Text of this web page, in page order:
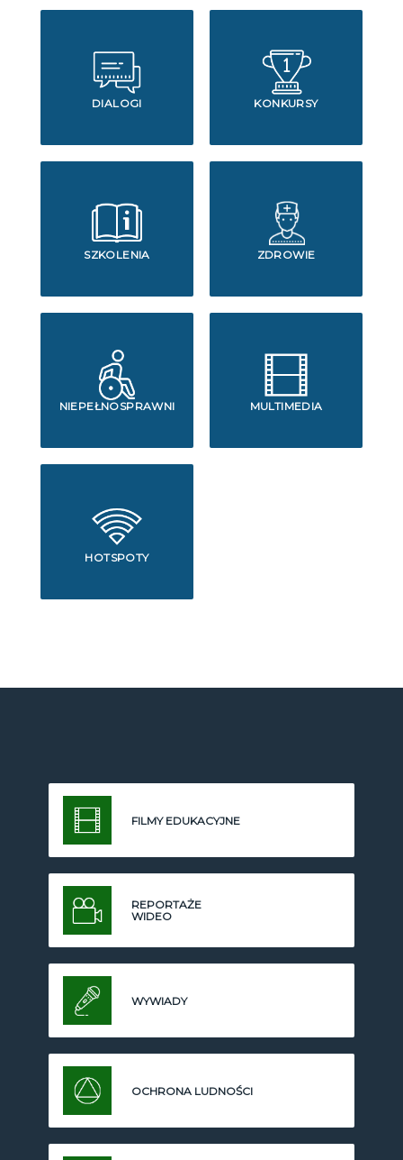
DIALOGI KONKURSY
SZKOLENIA ZDROWIE
NIEPEŁNOSPRAWNI MULTIMEDIA
HOTSPOTY
FILMY EDUKACYJNE
REPORTAŻE
WIDEO
WYWIADY
OCHRONA LUDNOŚCI